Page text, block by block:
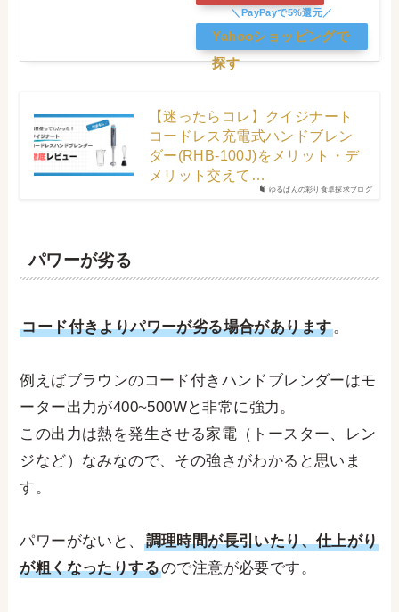
Yahooショッピングで
探す
ゆるぱんの彩り食卓探求ブログ
【迷ったらコレ】クイジナート
コードレス充電式ハンドブレン
ダー(RHB-100J)をメリット・デ
メリット交えて…
パワーが劣る
コード付きよりパワーが劣る場合があります。
例えばブラウンのコード付きハンドブレンダーはモ
ーター出力が400~500Wと非常に強力。
この出力は熱を発生させる家電（トースター、レン
ジなど）なみなので、その強さがわかると思いま
す。
パワーがないと、
調理時間が長引いたり、仕上がり
が粗くなったりするので注意が必要です。